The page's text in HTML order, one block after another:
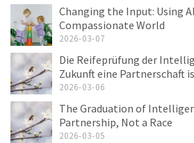
Changing the Input: Using
Compassionate World
2026-03-07
Die Reifeprüfung der
Zukunft eine Partnerschaft
2026-03-06
The Graduation of
Partnership, Not a Race
2026-03-05